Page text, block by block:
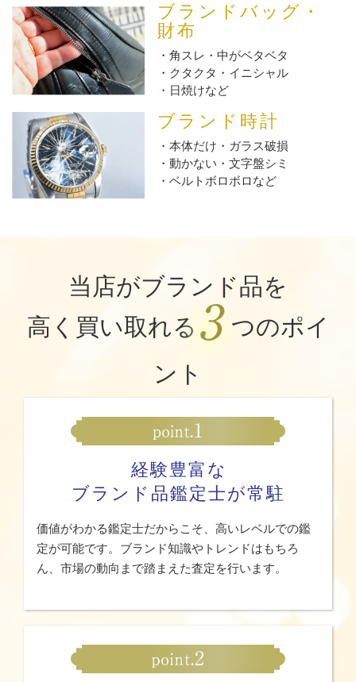
ブランドバッグ・
財布
角スレ・中がベタベタ
クタクタ・イニシャル
日焼けなど
ブランド時計
本体だけ・ガラス破損
動かない・文字盤シミ
ベルトボロボロなど
当店がブランド品を
高く買い取れる
つのポイ
ント
経験豊富な
ブランド品鑑定士が常駐
価値がわかる鑑定士だからこそ、高いレベルでの鑑
定が可能です。ブランド知識やトレンドはもちろ
ん、市場の動向まで踏まえた査定を行います。